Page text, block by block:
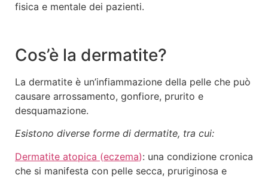
fisica e mentale dei pazienti.
Cos’è la dermatite?
La dermatite è un’infiammazione della pelle che può
causare arrossamento, gonfiore, prurito e
desquamazione.
Esistono diverse forme di dermatite, tra cui:
Dermatite atopica (eczema): una condizione cronica
che si manifesta con pelle secca, pruriginosa e